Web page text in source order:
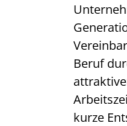
Beruf
kurze